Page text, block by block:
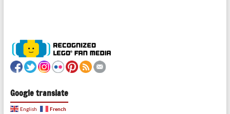
Google translate
English French